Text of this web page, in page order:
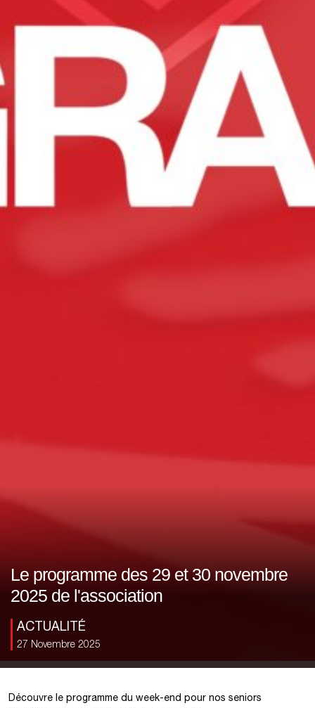
Le programme des 29 et 30 novembre
2025 de l'association
ACTUALITÉ
27 Novembre 2025
Découvre le programme du week-end pour nos seniors